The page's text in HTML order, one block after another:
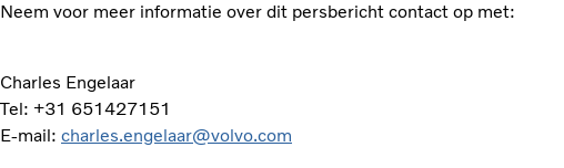
Neem voor meer informatie over dit persbericht contact op met:
Charles Engelaar
Tel: +31 651427151
E-mail: charles.engelaar@volvo.com